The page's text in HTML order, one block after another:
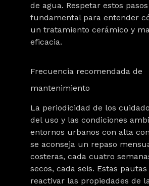
de agua. Respetar estos
fundamental para entender
un tratamiento cerámico y
eficacia.
Frecuencia recomendada de
mantenimiento
La periodicidad de los
del uso y las condiciones
entornos urbanos con alta
se aconseja un repaso
costeras, cada cuatro
secos, cada seis. Estas
reactivar las propiedades de